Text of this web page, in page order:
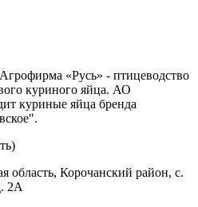
«Русь» - птицеводство
куриного яйца. АО
куриные яйца бренда
область, Корочанский район, с.
2А